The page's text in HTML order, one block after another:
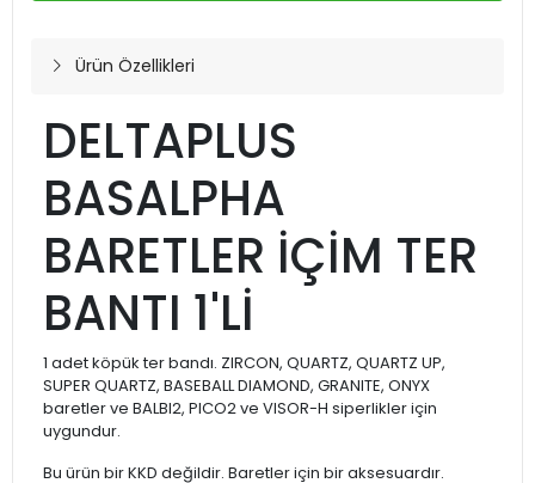
Ürün Özellikleri
DELTAPLUS
BASALPHA
BARETLER İÇİM TER
BANTI 1'Lİ
1 adet köpük ter bandı. ZIRCON, QUARTZ, QUARTZ UP,
SUPER QUARTZ, BASEBALL DIAMOND, GRANITE, ONYX
baretler ve BALBI2, PICO2 ve VISOR-H siperlikler için
uygundur.
Bu ürün bir KKD değildir. Baretler için bir aksesuardır.